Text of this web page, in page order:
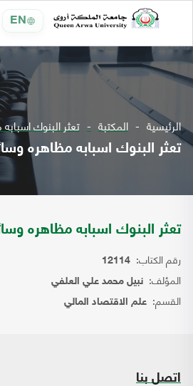
EN
الرئيسية المكتبة تعثر البنوك
تعثر البنوك اسبابه مظاهره
تعثر البنوك اسبابه مظاهره
رقم الكتاب: 12114
المؤلف: نبيل محمد علي العلفي
القسم: علم الاقتصاد المالي
اتصل بنا